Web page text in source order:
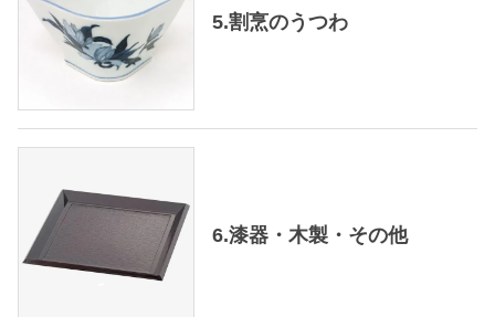
5.割烹のうつわ
6.漆器・木製・その他